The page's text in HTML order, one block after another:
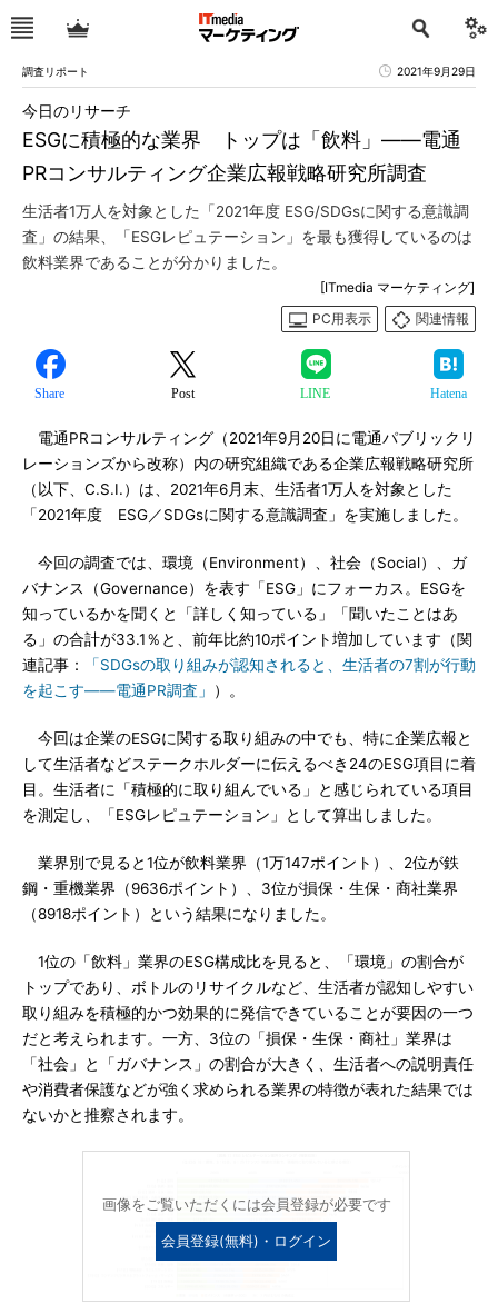
調査リポート 2021年9月29日
ESGに積極的な業界 トップは「飲料」――電通
PRコンサルティング企業広報戦略研究所調査
今日のリサーチ
生活者1万人を対象とした「2021年度 ESG/SDGsに関する意識調
査」の結果、「ESGレピュテーション」を最も獲得しているのは
飲料業界であることが分かりました。
[ITmedia マーケティング]
PC用表示
関連情報
Share Post LINE Hatena
電通PRコンサルティング（2021年9月20日に電通パブリックリ
レーションズから改称）内の研究組織である企業広報戦略研究所
（以下、C.S.I.）は、2021年6月末、生活者1万人を対象とした
「2021年度 ESG／SDGsに関する意識調査」を実施しました。
今回の調査では、環境（Environment）、社会（Social）、ガ
バナンス（Governance）を表す「ESG」にフォーカス。ESGを
知っているかを聞くと「詳しく知っている」「聞いたことはあ
る」の合計が33.1％と、前年比約10ポイント増加しています（関
連記事：
「SDGsの取り組みが認知されると、生活者の7割が行動
を起こす――電通PR調査」
）。
今回は企業のESGに関する取り組みの中でも、特に企業広報と
して生活者などステークホルダーに伝えるべき24のESG項目に着
目。生活者に「積極的に取り組んでいる」と感じられている項目
を測定し、「ESGレピュテーション」として算出しました。
業界別で見ると1位が飲料業界（1万147ポイント）、2位が鉄
鋼・重機業界（9636ポイント）、3位が損保・生保・商社業界
（8918ポイント）という結果になりました。
1位の「飲料」業界のESG構成比を見ると、「環境」の割合が
トップであり、ボトルのリサイクルなど、生活者が認知しやすい
取り組みを積極的かつ効果的に発信できていることが要因の一つ
だと考えられます。一方、3位の「損保・生保・商社」業界は
「社会」と「ガバナンス」の割合が大きく、生活者への説明責任
や消費者保護などが強く求められる業界の特徴が表れた結果では
ないかと推察されます。
画像をご覧いただくには会員登録が必要です
会員登録(無料)・ログイン